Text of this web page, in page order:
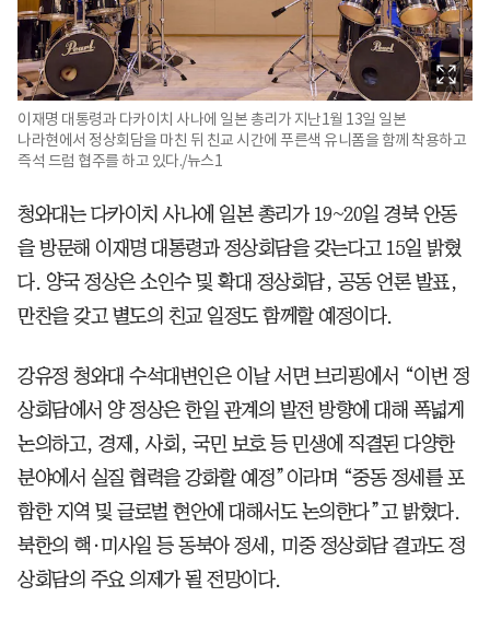
이재명 대통령과 다카이치 사나에 일본 총리가 지난1월 13일 일본
나라현에서 정상회담을 마친 뒤 친교 시간에 푸른색 유니폼을 함께 착용하고
즉석 드럼 협주를 하고 있다./뉴스1
청와대는 다카이치 사나에 일본 총리가 19~20일 경북 안동
을 방문해 이재명 대통령과 정상회담을 갖는다고 15일 밝혔
다. 양국 정상은 소인수 및 확대 정상회담, 공동 언론 발표,
만찬을 갖고 별도의 친교 일정도 함께할 예정이다.
강유정 청와대 수석대변인은 이날 서면 브리핑에서 “이번 정
상회담에서 양 정상은 한일 관계의 발전 방향에 대해 폭넓게
논의하고, 경제, 사회, 국민 보호 등 민생에 직결된 다양한
분야에서 실질 협력을 강화할 예정”이라며 “중동 정세를 포
함한 지역 및 글로벌 현안에 대해서도 논의한다”고 밝혔다.
북한의 핵·미사일 등 동북아 정세, 미중 정상회담 결과도 정
상회담의 주요 의제가 될 전망이다.